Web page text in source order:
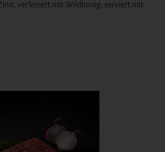
verfeinert mit Wildhonig, serviert mit
wird der Dialog geschlossen. Seine Funktionalität ist identisch mit